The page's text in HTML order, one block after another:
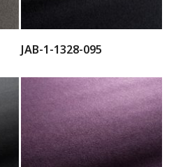
JAB-1-1328-095